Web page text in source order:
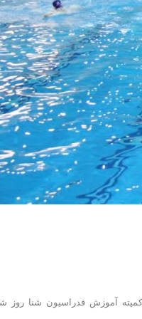
آموزش فدراسیون شنا روز